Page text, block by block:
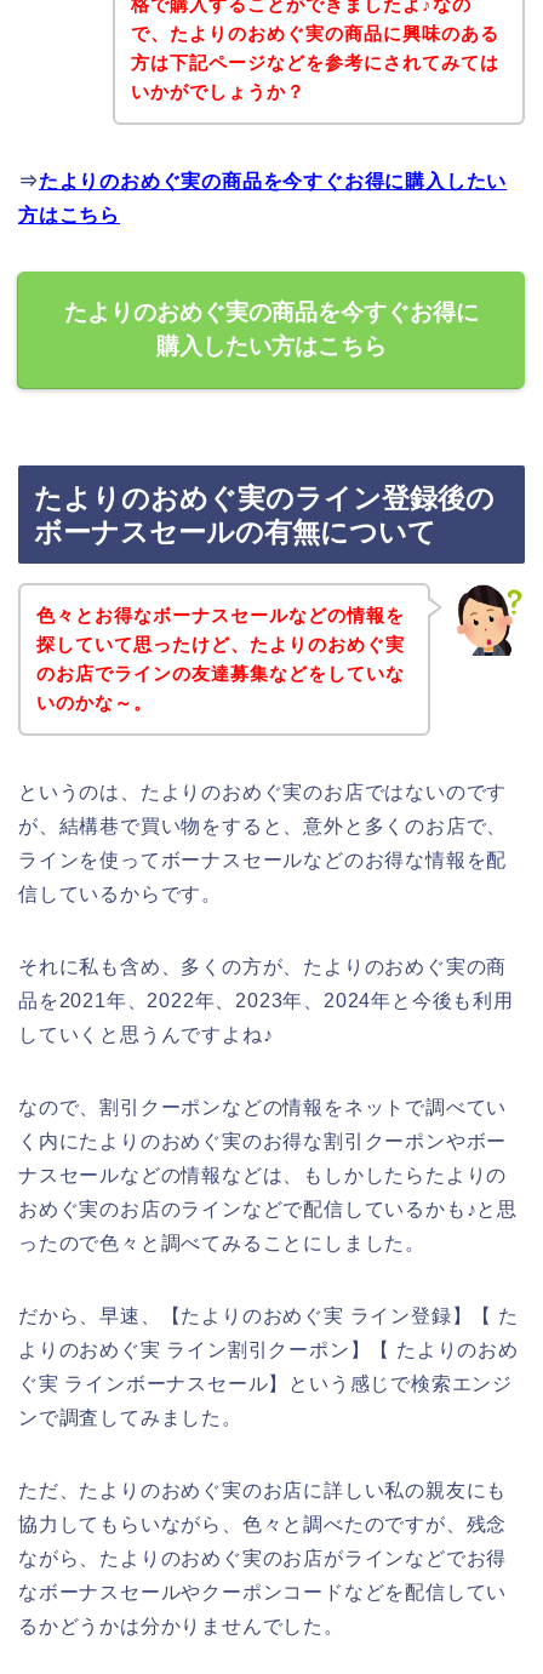
格で購入することができましたよ♪なの
で、たよりのおめぐ実の商品に興味のある
方は下記ページなどを参考にされてみては
いかがでしょうか？
⇒たよりのおめぐ実の商品を今すぐお得に購入したい
方はこちら
たよりのおめぐ実の商品を今すぐお得に
購入したい方はこちら
たよりのおめぐ実のライン登録後の
ボーナスセールの有無について
色々とお得なボーナスセールなどの情報を
探していて思ったけど、たよりのおめぐ実
のお店でラインの友達募集などをしていな
いのかな～。
というのは、たよりのおめぐ実のお店ではないのです
が、結構巷で買い物をすると、意外と多くのお店で、
ラインを使ってボーナスセールなどのお得な情報を配
信しているからです。
それに私も含め、多くの方が、たよりのおめぐ実の商
品を2021年、2022年、2023年、2024年と今後も利用
していくと思うんですよね♪
なので、割引クーポンなどの情報をネットで調べてい
く内にたよりのおめぐ実のお得な割引クーポンやボー
ナスセールなどの情報などは、もしかしたらたよりの
おめぐ実のお店のラインなどで配信しているかも♪と思
ったので色々と調べてみることにしました。
だから、早速、【たよりのおめぐ実 ライン登録】【 た
よりのおめぐ実 ライン割引クーポン】【 たよりのおめ
ぐ実 ラインボーナスセール】という感じで検索エンジ
ンで調査してみました。
ただ、たよりのおめぐ実のお店に詳しい私の親友にも
協力してもらいながら、色々と調べたのですが、残念
ながら、たよりのおめぐ実のお店がラインなどでお得
なボーナスセールやクーポンコードなどを配信してい
るかどうかは分かりませんでした。